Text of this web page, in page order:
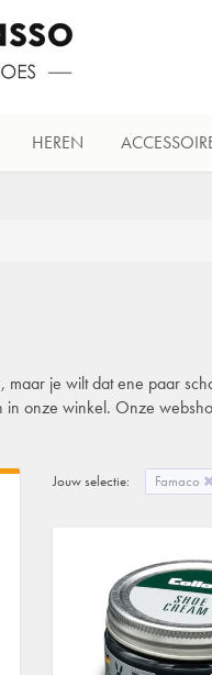
HEREN
maar je wilt dat ene paar
in onze winkel. Onze
Jouw selectie: Famaco